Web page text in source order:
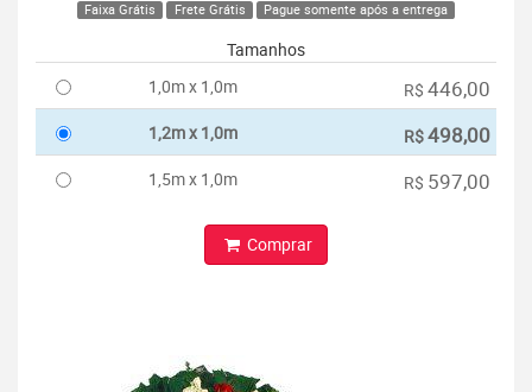
Faixa Grátis Frete Grátis Pague somente após a entrega
Tamanhos
1,0m x 1,0m
R$ 446,00
1,2m x 1,0m R$498,00
1,5m x 1,0m R$ 597,00
Comprar